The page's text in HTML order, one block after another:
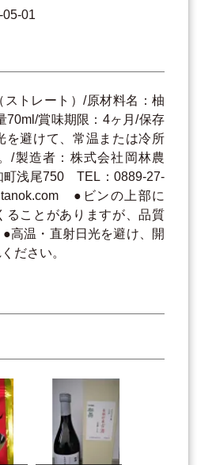
01
トレート）/原材料名：柚
70ml/賞味期限：4ヶ月/保存
を避けて、常温または冷所
/製造者：株式会社岡林農
浅尾750 TEL：0889-27-
●ビンの上部に
ることがありますが、品質
高温・直射日光を避け、開
ださい。